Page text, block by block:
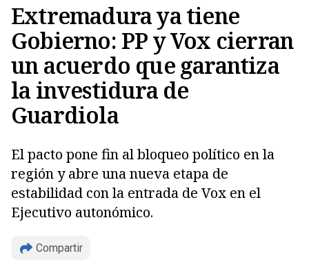
Extremadura ya tiene
Gobierno: PP y Vox cierran
un acuerdo que garantiza
la investidura de
Guardiola
El pacto pone fin al bloqueo político en la
región y abre una nueva etapa de
estabilidad con la entrada de Vox en el
Ejecutivo autonómico.
Compartir
Copiar